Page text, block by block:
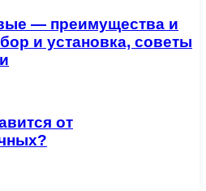
— преимущества и
и установка, советы
от